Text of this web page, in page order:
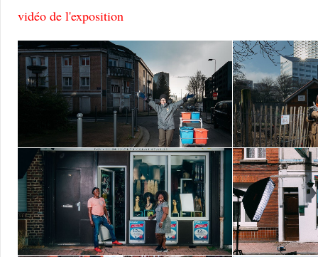
vidéo de l'exposition